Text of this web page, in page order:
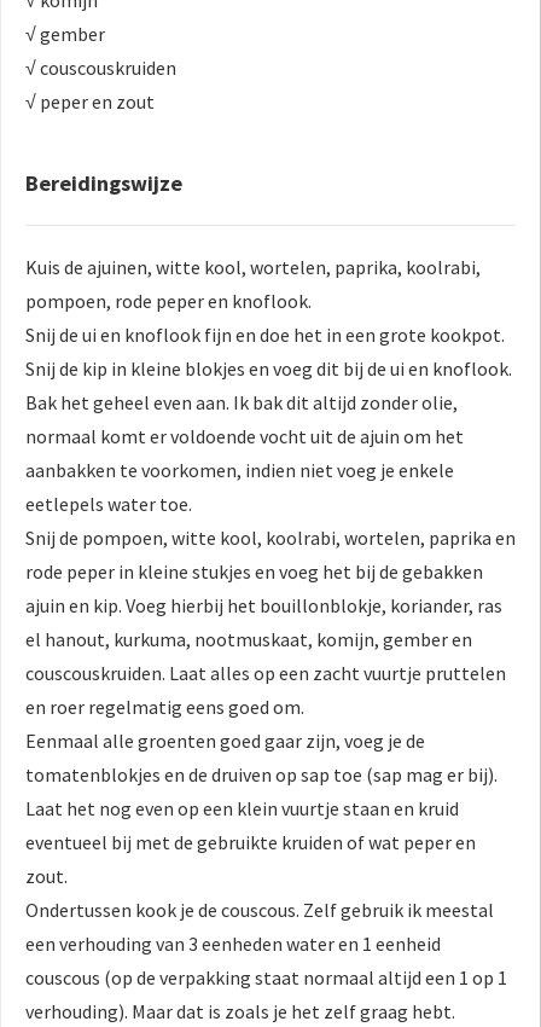
√ gember
√ couscouskruiden
√ peper en zout
Bereidingswijze
Kuis de ajuinen, witte kool, wortelen, paprika, koolrabi,
pompoen, rode peper en knoflook.
Snij de ui en knoflook fijn en doe het in een grote kookpot.
Snij de kip in kleine blokjes en voeg dit bij de ui en knoflook.
Bak het geheel even aan. Ik bak dit altijd zonder olie,
normaal komt er voldoende vocht uit de ajuin om het
aanbakken te voorkomen, indien niet voeg je enkele
eetlepels water toe.
Snij de pompoen, witte kool, koolrabi, wortelen, paprika en
rode peper in kleine stukjes en voeg het bij de gebakken
ajuin en kip. Voeg hierbij het bouillonblokje, koriander, ras
el hanout, kurkuma, nootmuskaat, komijn, gember en
couscouskruiden. Laat alles op een zacht vuurtje pruttelen
en roer regelmatig eens goed om.
Eenmaal alle groenten goed gaar zijn, voeg je de
tomatenblokjes en de druiven op sap toe (sap mag er bij).
Laat het nog even op een klein vuurtje staan en kruid
eventueel bij met de gebruikte kruiden of wat peper en
zout.
Ondertussen kook je de couscous. Zelf gebruik ik meestal
een verhouding van 3 eenheden water en 1 eenheid
couscous (op de verpakking staat normaal altijd een 1 op 1
verhouding). Maar dat is zoals je het zelf graag hebt.